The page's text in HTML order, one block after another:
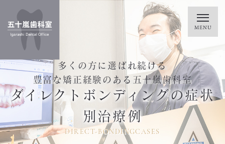
多くの方に選ばれ続ける
豊富な矯正経験のある五十嵐歯科室
ダイレクトボンディングの症状
別治療例
DIRECT-BONDINGCASES